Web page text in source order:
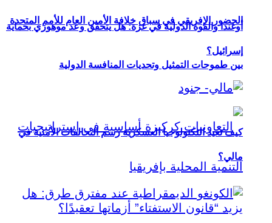
الحضور الإفريقي في سباق خلافة الأمين العام للأمم المتحدة
بين طموحات التمثيل وتحديات المنافسة الدولية
أوغندا والقوة الدولية في غزة: هل يتحقق وعد موهوزي بحماية
إسرائيل؟
كيف تعيد التكنولوجيا العسكرية رسم التحالفات الأمنية في
مالي؟